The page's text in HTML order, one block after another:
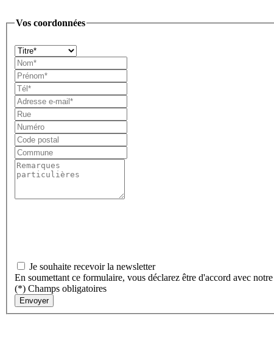
Vos coordonnées
Je souhaite recevoir la newsletter
En soumettant ce formulaire, vous déclarez être d'accord avec notre
(*) Champs obligatoires
Envoyer